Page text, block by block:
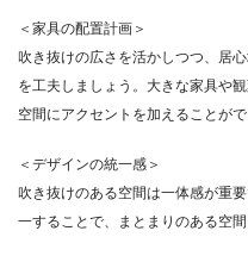
＜家具の配置計画＞
吹き抜けの広さを活かしつつ、居
を工夫しましょう。大きな家具や
空間にアクセントを加えることがで
＜デザインの統一感＞
吹き抜けのある空間は一体感が重
一することで、まとまりのある空間